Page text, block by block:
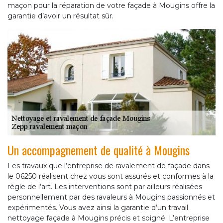
maçon pour la réparation de votre façade à Mougins offre la
garantie d’avoir un résultat sûr.
Un accompagnement de qualité à Mougins
Les travaux que l’entreprise de ravalement de façade dans
le 06250 réalisent chez vous sont assurés et conformes à la
règle de l’art. Les interventions sont par ailleurs réalisées
personnellement par des ravaleurs à Mougins passionnés et
expérimentés. Vous avez ainsi la garantie d’un travail
nettoyage façade à Mougins précis et soigné. L’entreprise